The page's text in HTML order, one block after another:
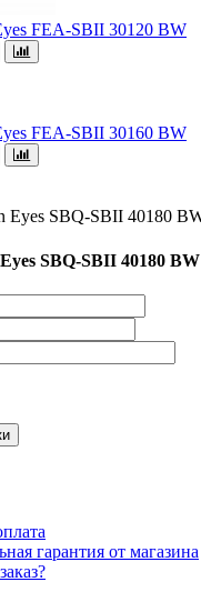
FEA-SBII 30120 BW
FEA-SBII 30160 BW
SBQ-SBII 40180 BW
гарантия от магазина